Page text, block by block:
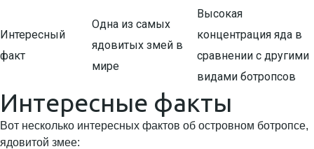
Интересный
факт
Одна из самых
ядовитых змей в
мире
Высокая
концентрация яда в
сравнении с другими
видами ботропсов
Интересные факты
Вот несколько интересных фактов об островном ботропсе,
ядовитой змее: